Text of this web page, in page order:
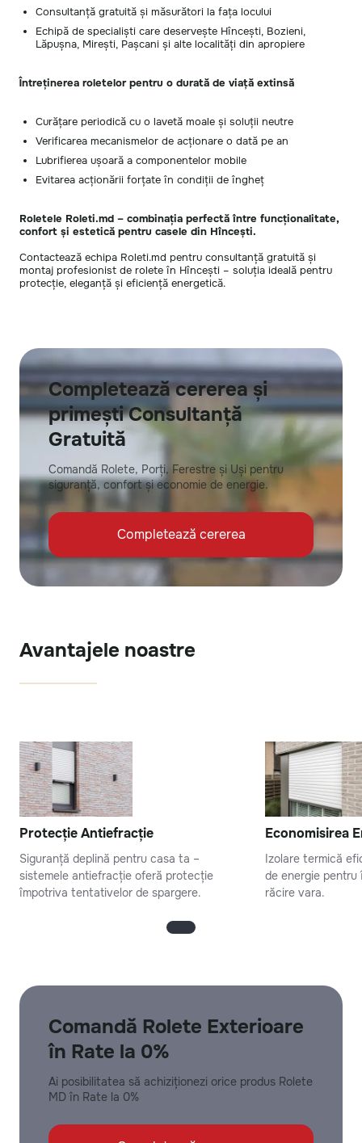
Consultanță gratuită și măsurători la fața locului
Echipă de specialiști care deservește Hîncești, Bozieni,
Lăpușna, Mirești, Pașcani și alte localități din apropiere
Întreținerea roletelor pentru o durată de viață extinsă
Curățare periodică cu o lavetă moale și soluții neutre
Verificarea mecanismelor de acționare o dată pe an
Lubrifierea ușoară a componentelor mobile
Evitarea acționării forțate în condiții de îngheț
Roletele Roleti.md – combinația perfectă între funcționalitate,
confort și estetică pentru casele din Hîncești.
Contactează echipa Roleti.md pentru consultanță gratuită și
montaj profesionist de rolete în Hîncești – soluția ideală pentru
protecție, eleganță și eficiență energetică.
Completează cererea și
primești Consultanță
Gratuită
Comandă Rolete, Porți, Ferestre și Uși pentru
siguranță, confort și economie de energie.
Completează cererea
Avantajele noastre
Protecție Antiefracție
Siguranță deplină pentru casa ta –
sistemele antiefracție oferă protecție
împotriva tentativelor de spargere.
Economisirea
Izolare termică
de energie pentru
răcire vara.
Comandă Rolete Exterioare
în Rate la 0%
Ai posibilitatea să achiziționezi orice produs Rolete
MD în Rate la 0%